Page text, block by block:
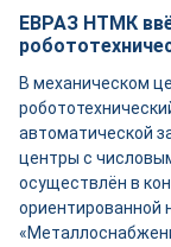
ЕВРАЗ НТМК
В механическом
автоматической
центры с
осуществлён в
ориентированной